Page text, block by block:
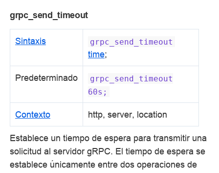
grpc_send_timeout
Sintaxis grpc_send_timeout
time;
Predeterminado
grpc_send_timeout
60s;
Contexto http, server, location
Establece un tiempo de espera para transmitir una
solicitud al servidor gRPC. El tiempo de espera se
establece únicamente entre dos operaciones de